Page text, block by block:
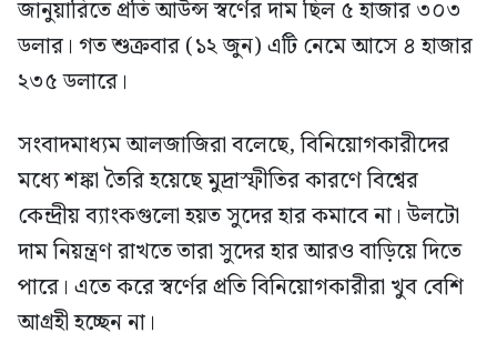
জানুয়ারিতে প্রতি আউন্স স্বর্ণের দাম ছিল ৫ হাজার ৩০৩
ডলার। গত শুক্রবার (১২ জুন) এটি নেমে আসে ৪ হাজার
২৩৫ ডলারে।
সংবাদমাধ্যম আলজাজিরা বলেছে, বিনিয়োগকারীদের
মধ্যে শঙ্কা তৈরি হয়েছে মুদ্রাস্ফীতির কারণে বিশ্বের
কেন্দ্রীয় ব্যাংকগুলো হয়ত সুদের হার কমাবে না। উলটো
দাম নিয়ন্ত্রণ রাখতে তারা সুদের হার আরও বাড়িয়ে দিতে
পারে। এতে করে স্বর্ণের প্রতি বিনিয়োগকারীরা খুব বেশি
আগ্রহী হচ্ছেন না।